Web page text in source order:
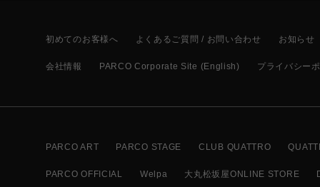
初めてのお客様へ よくあるご質問 / お問い合わせ お知らせ
会社情報 PARCO Corporate Site (English) プライバシー
PARCO ART PARCO STAGE CLUB QUATTRO
PARCO OFFICIAL Welpa 大丸松坂屋ONLINE STORE